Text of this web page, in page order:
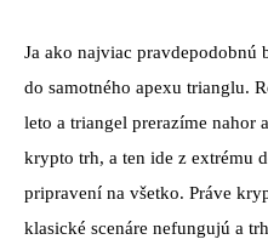
Ja ako najviac pravdepodobnú
do samotného apexu trianglu.
leto a triangel prerazíme nahor
krypto trh, a ten ide z extrému
pripravení na všetko. Práve
klasické scenáre nefungujú a